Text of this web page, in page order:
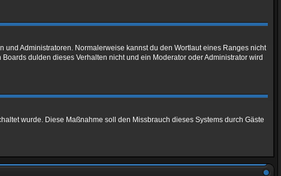
Administratoren. Normalerweise kannst du den Wortlaut eines Ranges nicht
dulden dieses Verhalten nicht und ein Moderator oder Administrator wird
wurde. Diese Maßnahme soll den Missbrauch dieses Systems durch Gäste